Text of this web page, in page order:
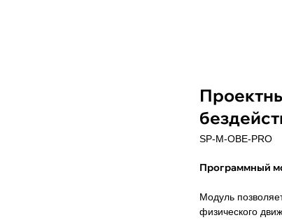
SP-M-OBE-PRO
Программный
Модуль
физического